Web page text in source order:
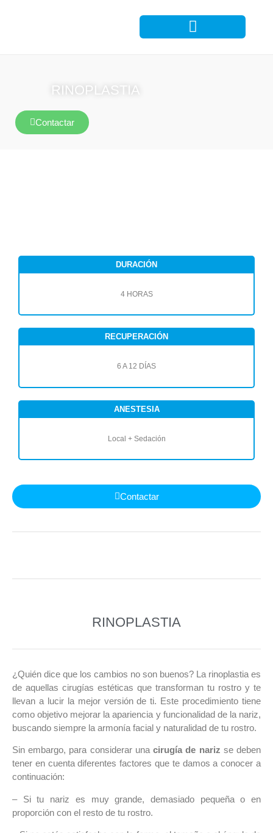
RINOPLASTIA
Contactar
DURACIÓN
4 HORAS
RECUPERACIÓN
6 A 12 DÍAS
ANESTESIA
Local + Sedación
Contactar
RINOPLASTIA
¿Quién dice que los cambios no son buenos? La rinoplastia es
de aquellas cirugías estéticas que transforman tu rostro y te
llevan a lucir la mejor versión de ti. Este procedimiento tiene
como objetivo mejorar la apariencia y funcionalidad de la nariz,
buscando siempre la armonía facial y naturalidad de tu rostro.
Sin embargo, para considerar unacirugía de nariz se deben
tener en cuenta diferentes factores que te damos a conocer a
continuación:
– Si tu nariz es muy grande, demasiado pequeña o en
proporción con el resto de tu rostro.